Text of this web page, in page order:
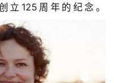
立125周年的纪念。